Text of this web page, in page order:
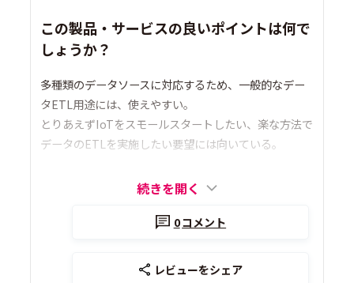
この製品・サービスの良いポイントは何で
しょうか？
多種類のデータソースに対応するため、一般的なデー
タETL用途には、使えやすい。
とりあえずIoTをスモールスタートしたい、楽な方法で
データのETLを実施したい要望には向いている。
続きを開く
0コメント
レビューをシェア